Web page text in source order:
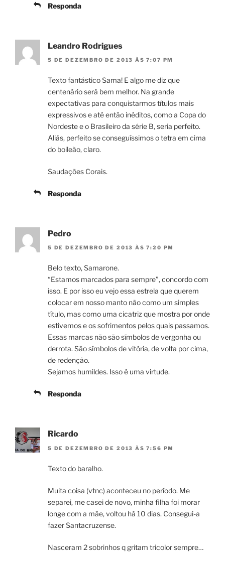
Responda
Leandro Rodrigues
5 DE DEZEMBRO DE 2013 ÀS 7:07 PM
Texto fantástico Sama! E algo me diz que
centenário será bem melhor. Na grande
expectativas para conquistarmos títulos mais
expressivos e até então inéditos, como a Copa do
Nordeste e o Brasileiro da série B, seria perfeito.
Aliás, perfeito se conseguíssimos o tetra em cima
do boileão, claro.
Saudações Corais.
Responda
Pedro
5 DE DEZEMBRO DE 2013 ÀS 7:20 PM
Belo texto, Samarone.
“Estamos marcados para sempre”, concordo com
isso. E por isso eu vejo essa estrela que querem
colocar em nosso manto não como um simples
título, mas como uma cicatriz que mostra por onde
estivemos e os sofrimentos pelos quais passamos.
Essas marcas não são símbolos de vergonha ou
derrota. São símbolos de vitória, de volta por cima,
de redenção.
Sejamos humildes. Isso é uma virtude.
Responda
Ricardo
5 DE DEZEMBRO DE 2013 ÀS 7:56 PM
Texto do baralho.
Muita coisa (vtnc) aconteceu no período. Me
separei, me casei de novo, minha filha foi morar
longe com a mãe, voltou há 10 dias. Consegui-a
fazer Santacruzense.
Nasceram 2 sobrinhos q gritam tricolor sempre…